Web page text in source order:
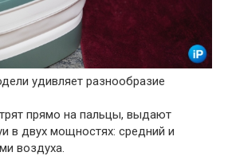
удивляет разнообразие
прямо на пальцы, выдают
в двух мощностях: средний и
воздуха.